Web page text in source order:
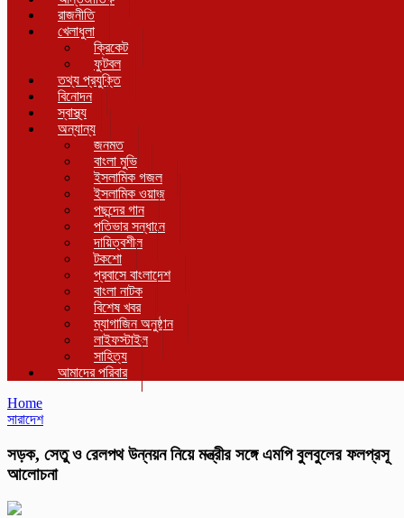
রাজনীতি
খেলাধুলা
ক্রিকেট
ফুটবল
তথ্য প্রযুক্তি
বিনোদন
স্বাস্থ্য
অন্যান্য
জনমত
বাংলা মুভি
ইসলামিক গজল
ইসলামিক ওয়াজ
পছন্দের গান
পতিভার সন্ধানে
দায়িত্বশীল
টকশো
প্রবাসে বাংলাদেশ
বাংলা নাটক
বিশেষ খবর
ম্যাগাজিন অনুষ্ঠান
লাইফস্টাইল
সাহিত্য
আমাদের পরিবার
Home
সারাদেশ
সড়ক, সেতু ও রেলপথ উন্নয়ন নিয়ে মন্ত্রীর সঙ্গে এমপি বুলবুলের ফলপ্রসূ
আলোচনা